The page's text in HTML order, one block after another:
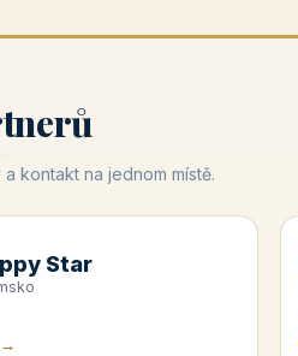
kontakt na jednom místě.
Star